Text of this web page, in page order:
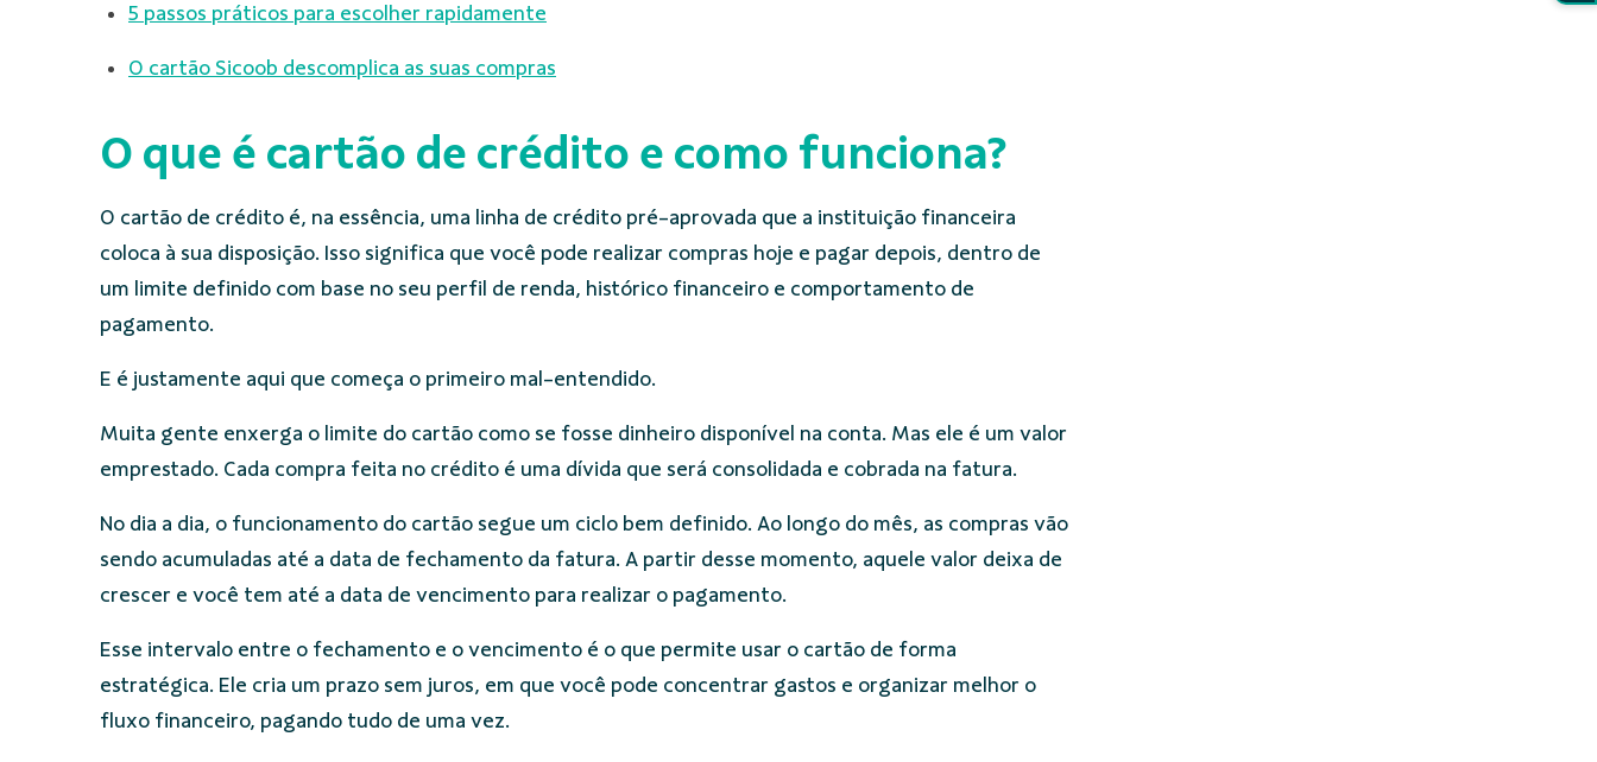
5 passos práticos para escolher rapidamente
O cartão Sicoob descomplica as suas compras
O que é cartão de crédito e como funciona?
O cartão de crédito é, na essência, uma linha de crédito pré-aprovada que a instituição financeira
coloca à sua disposição. Isso significa que você pode realizar compras hoje e pagar depois, dentro de
um limite definido com base no seu perfil de renda, histórico financeiro e comportamento de
pagamento.
E é justamente aqui que começa o primeiro mal-entendido.
Muita gente enxerga o limite do cartão como se fosse dinheiro disponível na conta. Mas ele é um valor
emprestado. Cada compra feita no crédito é uma dívida que será consolidada e cobrada na fatura.
No dia a dia, o funcionamento do cartão segue um ciclo bem definido. Ao longo do mês, as compras vão
sendo acumuladas até a data de fechamento da fatura. A partir desse momento, aquele valor deixa de
crescer e você tem até a data de vencimento para realizar o pagamento.
Esse intervalo entre o fechamento e o vencimento é o que permite usar o cartão de forma
estratégica. Ele cria um prazo sem juros, em que você pode concentrar gastos e organizar melhor o
fluxo financeiro, pagando tudo de uma vez.